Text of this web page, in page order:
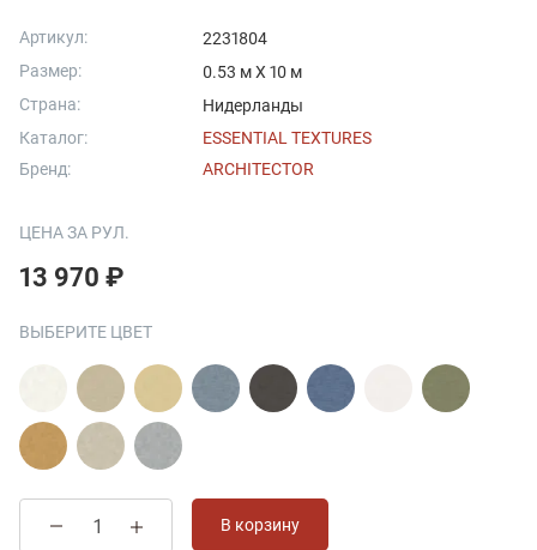
Артикул:
2231804
Размер:
0.53 м X 10 м
Страна:
Нидерланды
Каталог:
ESSENTIAL TEXTURES
Бренд:
ARCHITECTOR
ЦЕНА ЗА РУЛ.
13 970 ₽
ВЫБЕРИТЕ ЦВЕТ
В корзину